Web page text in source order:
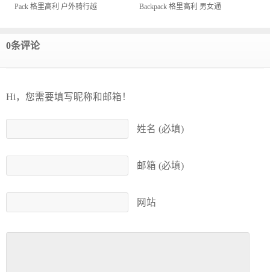
Pack 格里高利 户外骑行越
Backpack 格里高利 男女通
0条评论
Hi，您需要填写昵称和邮箱！
姓名 (必填)
邮箱 (必填)
网站